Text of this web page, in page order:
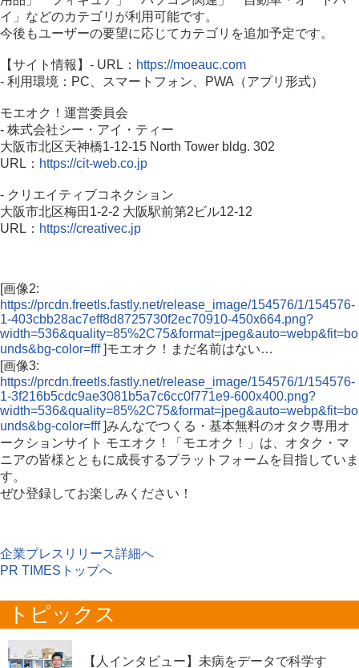
イ」などのカテゴリが利用可能です。
今後もユーザーの要望に応じてカテゴリを追加予定です。
【サイト情報】- URL： https://moeauc.com
- 利用環境：PC、スマートフォン、PWA（アプリ形式）
モエオク！運営委員会
- 株式会社シー・アイ・ティー
大阪市北区天神橋1-12-15 North Tower bldg. 302
URL： https://cit-web.co.jp
- クリエイティブコネクション
大阪市北区梅田1-2-2 大阪駅前第2ビル12-12
URL： https://creativec.jp
[画像2:
https://prcdn.freetls.fastly.net/release_image/154576/1/154576-
1-403cbb28ac7eff8d8725730f2ec70910-450x664.png?
width=536&quality=85%2C75&format=jpeg&auto=webp&fit=bo
unds&bg-color=fff]モエオク！まだ名前はない…
[画像3:
https://prcdn.freetls.fastly.net/release_image/154576/1/154576-
1-3f216b5cdc9ae3081b5a7c6cc0f771e9-600x400.png?
width=536&quality=85%2C75&format=jpeg&auto=webp&fit=bo
unds&bg-color=fff]みんなでつくる・基本無料のオタク専用オ
ークションサイト モエオク！「モエオク！」は、オタク・マ
ニアの皆様とともに成長するプラットフォームを目指していま
す。
ぜひ登録してお楽しみください！
企業プレスリリース詳細へ
PR TIMESトップへ
トピックス
【人インタビュー】未病をデータで科学す